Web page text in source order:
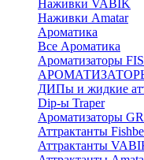
Наживки VABIK
Наживки Amatar
Ароматика
Все Ароматика
Ароматизаторы
АРОМАТИЗАТОРЫ
ДИПы и жидкие
Dip-ы Traper
Ароматизаторы
Аттрактанты
Аттрактанты